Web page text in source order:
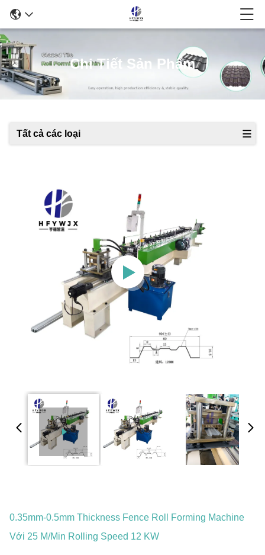
Chi Tiết Sản Phẩm
Tất cả các loại
0.35mm-0.5mm Thickness Fence Roll Forming Machine
Với 25 M/Min Rolling Speed 12 KW